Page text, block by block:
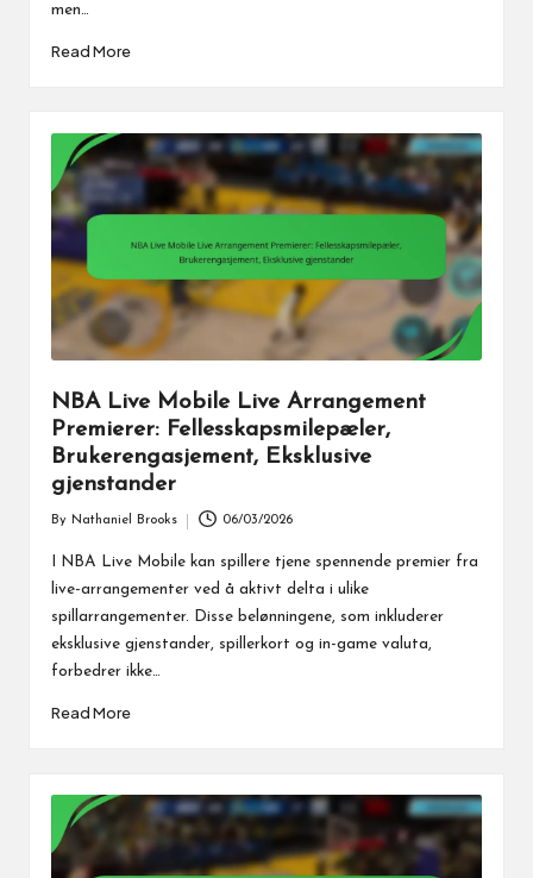
men…
Read More
NBA Live Mobile Live Arrangement
Premierer: Fellesskapsmilepæler,
Brukerengasjement, Eksklusive
gjenstander
by
By Nathaniel Brooks 06/03/2026
I NBA Live Mobile kan spillere tjene spennende premier fra
live-arrangementer ved å aktivt delta i ulike
spillarrangementer. Disse belønningene, som inkluderer
eksklusive gjenstander, spillerkort og in-game valuta,
forbedrer ikke…
Read More